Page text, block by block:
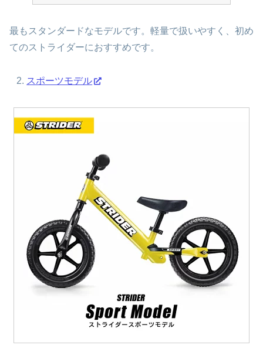
最もスタンダードなモデルです。軽量で扱いやすく、初め
てのストライダーにおすすめです。
スポーツモデル